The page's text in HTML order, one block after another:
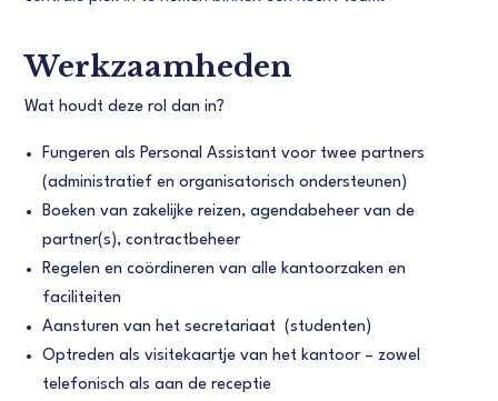
Werkzaamheden
Wat houdt deze rol dan in?
Fungeren als Personal Assistant voor twee partners
(administratief en organisatorisch ondersteunen)
Boeken van zakelijke reizen, agendabeheer van de
partner(s), contractbeheer
Regelen en coördineren van alle kantoorzaken en
faciliteiten
Aansturen van het secretariaat (studenten)
Optreden als visitekaartje van het kantoor – zowel
telefonisch als aan de receptie